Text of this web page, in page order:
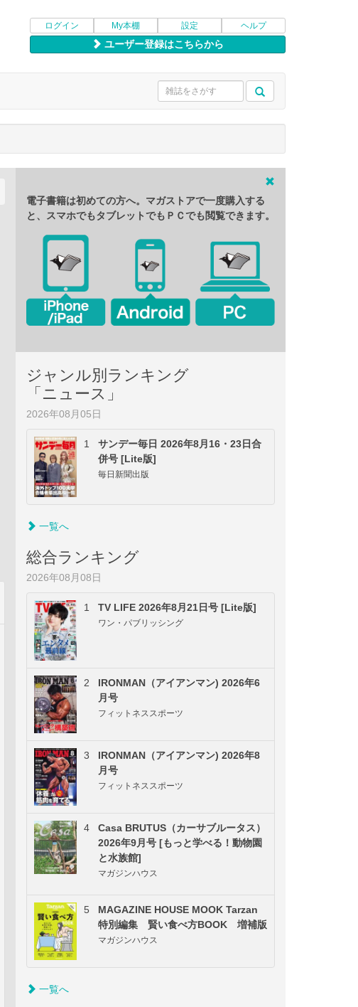
ログイン My本棚 設定 ヘルプ
ユーザー登録はこちらから
電子書籍は初めての方へ。マガストアで一度購入する
と、スマホでもタブレットでもＰＣでも閲覧できます。
ジャンル別ランキング
「ニュース」
2026年08月05日
1
サンデー毎日 2026年8月16・23日合
併号 [Lite版]
毎日新聞出版
一覧へ
総合ランキング
2026年08月08日
1 TV LIFE 2026年8月21日号 [Lite版]
ワン・パブリッシング
2
IRONMAN（アイアンマン) 2026年6
月号
フィットネススポーツ
3
IRONMAN（アイアンマン) 2026年8
月号
フィットネススポーツ
4
Casa BRUTUS（カーサブルータス）
2026年9月号 [もっと学べる！動物園
と水族館]
マガジンハウス
5
MAGAZINE HOUSE MOOK Tarzan
特別編集 賢い食べ方BOOK 増補版
マガジンハウス
一覧へ